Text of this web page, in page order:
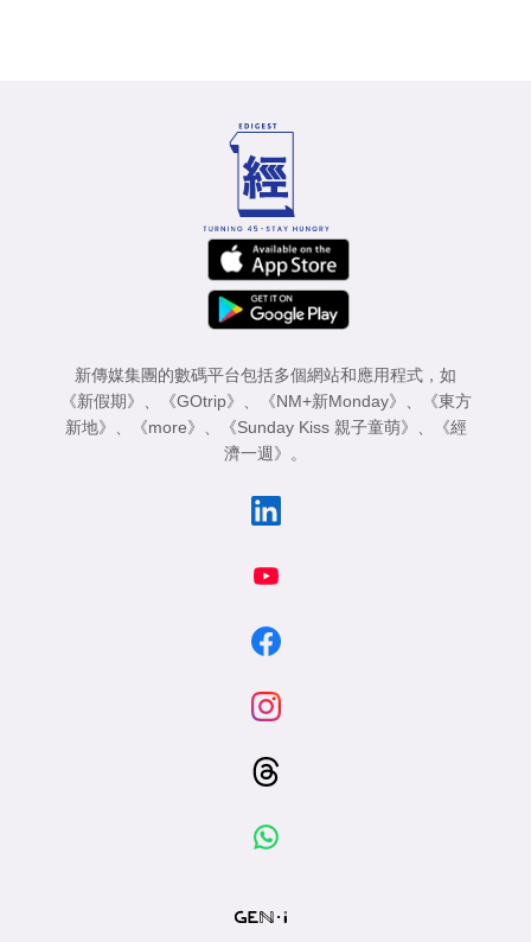
新傳媒集團的數碼平台包括多個網站和應用程式，如
《新假期》
《GOtrip》 《NM+新Monday》
《東方
新地》
《more》 《Sunday Kiss 親子童萌》
《經
濟一週》
。